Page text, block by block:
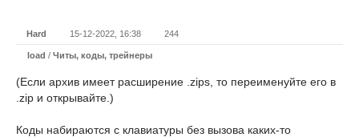
Hard 15-12-2022, 16:38 244
load / Читы, коды, трейнеры
(Если архив имеет расширение .zips, то переименуйте его в
.zip и открывайте.)
Коды набираются с клавиатуры без вызова каких-то